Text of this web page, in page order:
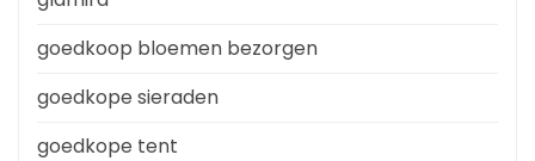
goedkoop bloemen bezorgen
goedkope sieraden
goedkope tent